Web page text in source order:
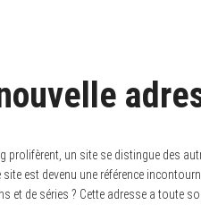
prolifèrent, un site se distingue des
site est devenu une référence
et de séries ? Cette adresse a